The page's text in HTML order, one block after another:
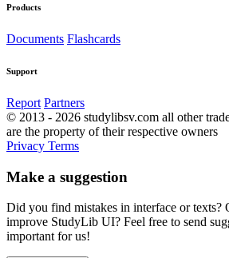
Products
Documents Flashcards
Support
Report Partners
© 2013 - 2026 studylibsv.com all other
are the property of their respective owners
Privacy Terms
Make a suggestion
Did you find mistakes in interface or
improve StudyLib UI? Feel free to send
important for us!